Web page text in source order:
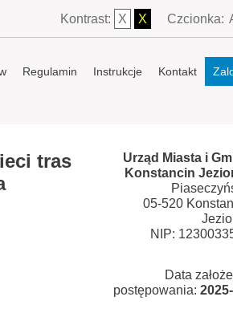
Kontrast: X X Czcionka:
Regulamin Instrukcje Kontakt
tras
Urząd Miasta i
Konstancin
05-520
NIP:
Data
postępowania: